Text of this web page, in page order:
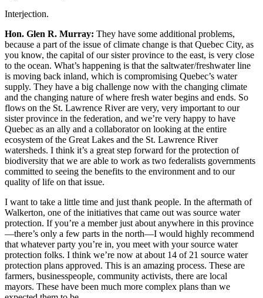
Interjection.
Hon. Glen R. Murray: They have some additional problems,
because a part of the issue of climate change is that Quebec City, as
you know, the capital of our sister province to the east, is very close
to the ocean. What’s happening is that the saltwater/freshwater line
is moving back inland, which is compromising Quebec’s water
supply. They have a big challenge now with the changing climate
and the changing nature of where fresh water begins and ends. So
flows on the St. Lawrence River are very, very important to our
sister province in the federation, and we’re very happy to have
Quebec as an ally and a collaborator on looking at the entire
ecosystem of the Great Lakes and the St. Lawrence River
watersheds. I think it’s a great step forward for the protection of
biodiversity that we are able to work as two federalists governments
committed to seeing the benefits to the environment and to our
quality of life on that issue.
I want to take a little time and just thank people. In the aftermath of
Walkerton, one of the initiatives that came out was source water
protection. If you’re a member just about anywhere in this province
—there’s only a few parts in the north—I would highly recommend
that whatever party you’re in, you meet with your source water
protection folks. I think we’re now at about 14 of 21 source water
protection plans approved. This is an amazing process. These are
farmers, businesspeople, community activists, there are local
mayors. These have been much more complex plans than we